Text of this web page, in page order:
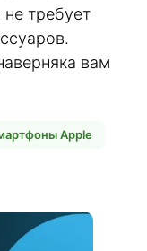
требует
вам
Apple